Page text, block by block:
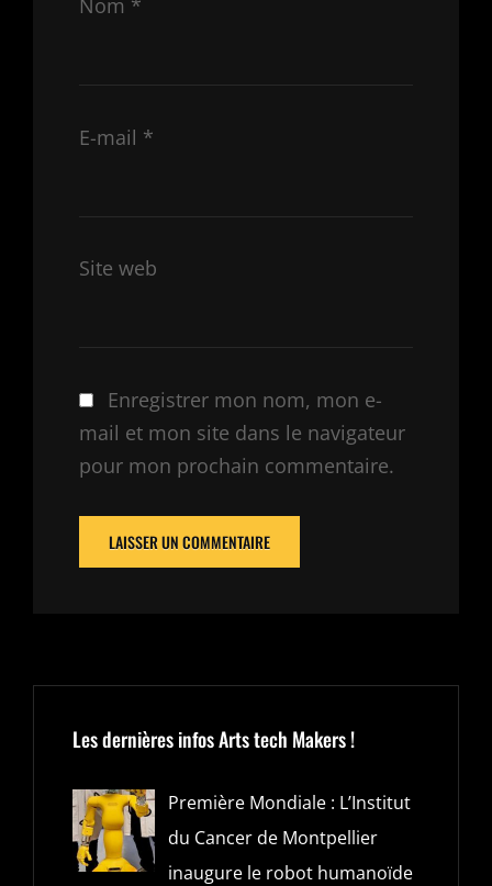
Nom *
E-mail *
Site web
Enregistrer mon nom, mon e-
mail et mon site dans le navigateur
pour mon prochain commentaire.
Les dernières infos Arts tech Makers !
Première Mondiale : L’Institut
du Cancer de Montpellier
inaugure le robot humanoïde